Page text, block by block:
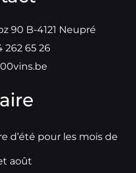
90 B-4121 Neupré
262 65 26
d’été pour les mois de
août